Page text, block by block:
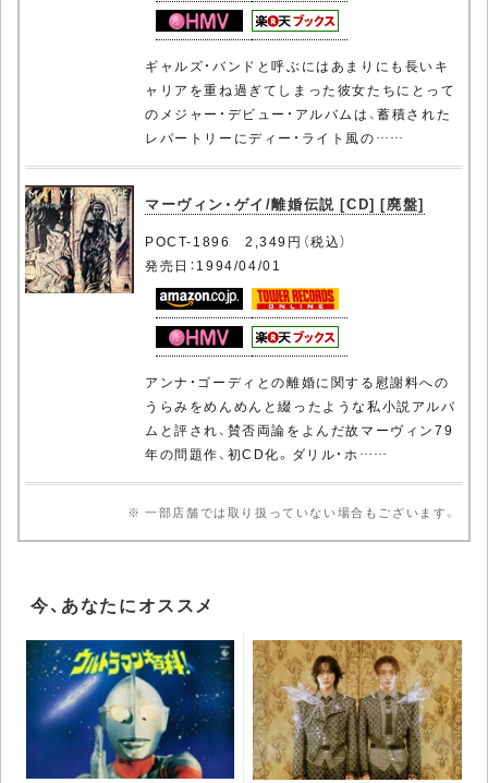
ギャルズ・バンドと呼ぶにはあまりにも長いキ
ャリアを重ね過ぎてしまった彼女たちにとって
のメジャー・デビュー・アルバムは、蓄積された
レパートリーにディー・ライト風の……
マーヴィン・ゲイ/離婚伝説 [CD] [廃盤]
POCT-1896 2,349円（税込）
発売日：1994/04/01
アンナ・ゴーディとの離婚に関する慰謝料への
うらみをめんめんと綴ったような私小説アルバ
ムと評され、賛否両論をよんだ故マーヴィン79
年の問題作、初CD化。ダリル・ホ……
※ 一部店舗では取り扱っていない場合もございます。
今、あなたにオススメ